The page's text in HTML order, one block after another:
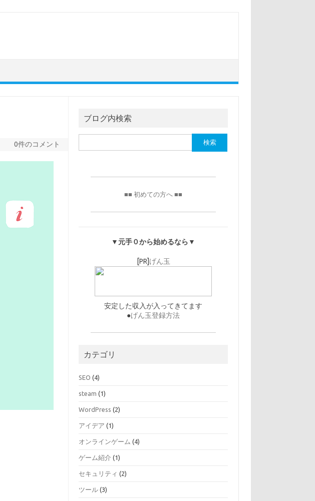
0件のコメント
ブログ内検索
索:
■■ 初めての方へ ■■
▼元手０から始めるなら▼
[PR]げん玉
安定した収入が入ってきてます
●げん玉登録方法
カテゴリ
SEO (4)
steam (1)
WordPress (2)
アイデア (1)
オンラインゲーム (4)
ゲーム紹介 (1)
セキュリティ (2)
ツール (3)